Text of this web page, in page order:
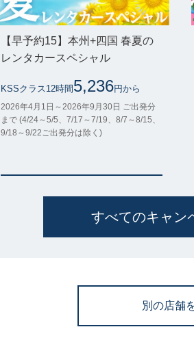
【早予約15】本州+四国 春夏の
レンタカースペシャル
KSSクラス12時間 5,236円から
2026年4月1日～2026年9月30日 ご出発分
まで (4/24～5/5、7/17～7/19、8/7～8/15、
9/18～9/22ご出発分は除く)
すべてのキャン
別の店舗